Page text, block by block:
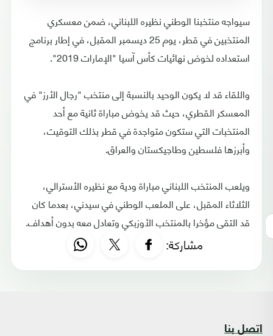
سيواجه منتخبنا الوطني نظيره اللبناني، ضمن معسكري
المنتخبين في قطر، يوم 25 ديسمبر المقبل، في إطار برنامج
استعداده لخوض نهائيات كأس آسيا "الإمارات 2019".
واللقاء قد لا يكون الوحيد بالنسبة إلى منتخب "رجال الأرز" في
المعسكر القطري، حيث قد يخوض مباراة ثانية مع أحد
المنتخبات التي ستكون متواجدة في قطر بذلك التوقيت،
وأبرزها فلسطين وطاجيكستان والعراق.
ويلعب المنتخب اللبناني مباراة ودية مع نظيره الأسترالي،
الثلاثاء المقبل، على الملعب الوطني في سيدني، بعدما كان
قد التقى مؤخرا بالمنتخب الأوزبكي وتعادل معه بدون أهداف.
مشاركة:
اتصل بنا